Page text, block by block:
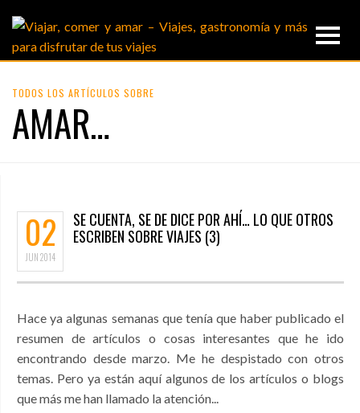
TODOS LOS ARTÍCULOS SOBRE
AMAR…
02
JUN2014
SE CUENTA, SE DE DICE POR AHÍ… LO QUE OTROS
ESCRIBEN SOBRE VIAJES (3)
Hace ya algunas semanas que tenía que haber publicado el
resumen de artículos o cosas interesantes que he ido
encontrando desde marzo. Me he despistado con otros
temas. Pero ya están aquí algunos de los artículos o blogs
que más me han llamado la atención...